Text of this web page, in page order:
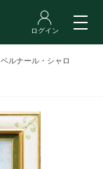
ベルナール・シャロ